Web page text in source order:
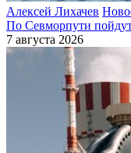
Алексей Лихачев
По Севморпути
7 августа 2026